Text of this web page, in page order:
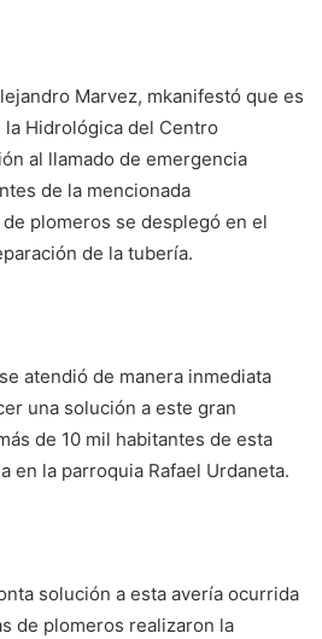
Marvez, mkanifestó que es
Hidrológica del Centro
al llamado de emergencia
de la mencionada
plomeros se desplegó en el
de la tubería.
atendió de manera inmediata
una solución a este gran
de 10 mil habitantes de esta
en la parroquia Rafael Urdaneta.
solución a esta avería ocurrida
de plomeros realizaron la